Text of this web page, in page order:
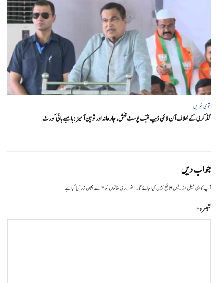
قومی خبریں
گڈکری کے خلاف آن لائن ڈیپ فیک پوسٹ فحش، جارحانہ اور توہین آمیز:بامبے ہائی کورٹ
جواب دیں
آپ کا ای میل ایڈریس شائع نہیں کیا جائے گا۔ ضروری خانوں کو*سے نشان زد کیا گیا ہے
تبصرہ*